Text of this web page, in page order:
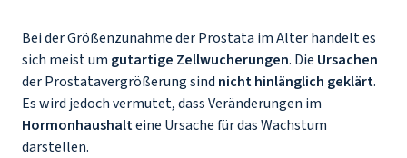
Bei der Größenzunahme der Prostata im Alter handelt es
sich meist um gutartige Zellwucherungen. Die Ursachen
der Prostatavergrößerung sind nicht hinlänglich geklärt.
Es wird jedoch vermutet, dass Veränderungen im
Hormonhaushalteine Ursache für das Wachstum
darstellen.